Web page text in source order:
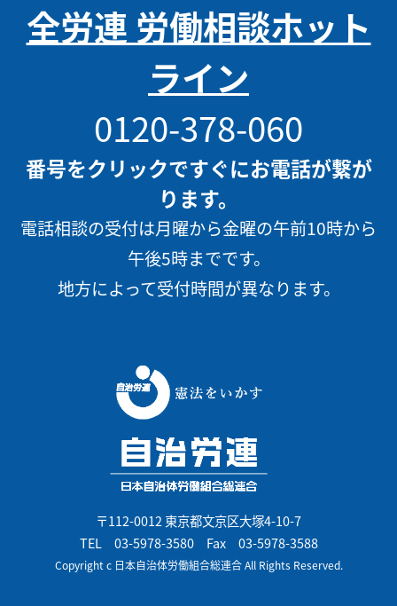
全労連 労働相談ホット
ライン
0120-378-060
番号をクリックですぐにお電話が繋が
ります。
電話相談の受付は月曜から金曜の午前10時から
午後5時までです。
地方によって受付時間が異なります。
〒112-0012 東京都文京区大塚4-10-7
TEL 03-5978-3580Fax 03-5978-3588
Copyright c 日本自治体労働組合総連合 All Rights Reserved.